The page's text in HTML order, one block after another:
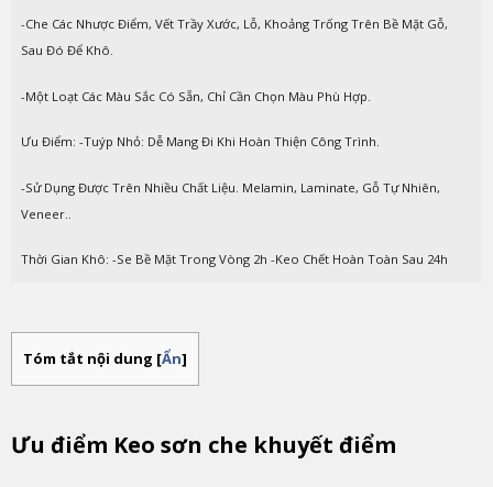
-Che Các Nhược Điểm, Vết Trầy Xước, Lỗ, Khoảng Trống Trên Bề Mặt Gỗ,
Sau Đó Để Khô.
-Một Loạt Các Màu Sắc Có Sẵn, Chỉ Cần Chọn Màu Phù Hợp.
Ưu Điểm: -Tuýp Nhỏ: Dễ Mang Đi Khi Hoàn Thiện Công Trình.
-Sử Dụng Được Trên Nhiều Chất Liệu. Melamin, Laminate, Gỗ Tự Nhiên,
Veneer..
Thời Gian Khô: -Se Bề Mặt Trong Vòng 2h -Keo Chết Hoàn Toàn Sau 24h
Tóm tắt nội dung [Ẩn]
Ưu điểm Keo sơn che khuyết điểm